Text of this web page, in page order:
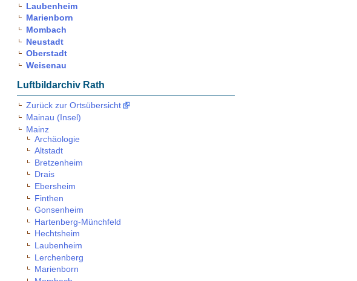
Laubenheim
Marienborn
Mombach
Neustadt
Oberstadt
Weisenau
Luftbildarchiv Rath
Zurück zur Ortsübersicht
Mainau (Insel)
Mainz
Archäologie
Altstadt
Bretzenheim
Drais
Ebersheim
Finthen
Gonsenheim
Hartenberg-Münchfeld
Hechtsheim
Laubenheim
Lerchenberg
Marienborn